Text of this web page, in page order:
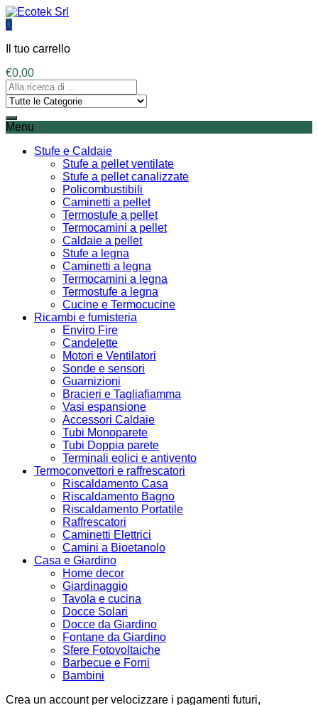
0
Il tuo carrello
€0,00
Menu
Stufe e Caldaie
Stufe a pellet ventilate
Stufe a pellet canalizzate
Policombustibili
Caminetti a pellet
Termostufe a pellet
Termocamini a pellet
Caldaie a pellet
Stufe a legna
Caminetti a legna
Termocamini a legna
Termostufe a legna
Cucine e Termocucine
Ricambi e fumisteria
Enviro Fire
Candelette
Motori e Ventilatori
Sonde e sensori
Guarnizioni
Bracieri e Tagliafiamma
Vasi espansione
Accessori Caldaie
Tubi Monoparete
Tubi Doppia parete
Terminali eolici e antivento
Termoconvettori e raffrescatori
Riscaldamento Casa
Riscaldamento Bagno
Riscaldamento Portatile
Raffrescatori
Caminetti Elettrici
Camini a Bioetanolo
Casa e Giardino
Home decor
Giardinaggio
Tavola e cucina
Docce Solari
Docce da Giardino
Fontane da Giardino
Sfere Fotovoltaiche
Barbecue e Forni
Bambini
Crea un account per velocizzare i pagamenti futuri,